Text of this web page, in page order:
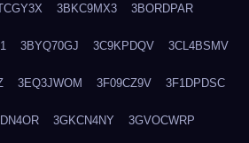
3BKC9MX3 3BORDPAR
3BYQ70GJ 3C9KPDQV 3CL4BSMV
3EQ3JWOM 3F09CZ9V 3F1DPDSC
3GKCN4NY 3GVOCWRP